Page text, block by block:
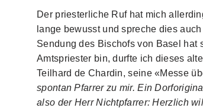
Der priesterliche Ruf hat mich
lange bewusst und spreche dies
Sendung des Bischofs von Basel hat
Amtspriester bin, durfte ich dieses
Teilhard de Chardin, seine «Messe
spontan Pfarrer zu mir. Ein
also der Herr Nichtpfarrer: Herzlich